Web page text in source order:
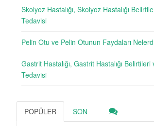
Skolyoz Hastalığı, Skolyoz Hastalığı
Tedavisi
Pelin Otu ve Pelin Otunun Faydaları
Gastrit Hastalığı, Gastrit Hastalığı Belirtileri
Tedavisi
POPÜLER SON